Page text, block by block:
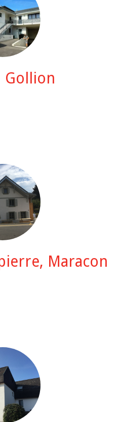
Gollion
Maracon